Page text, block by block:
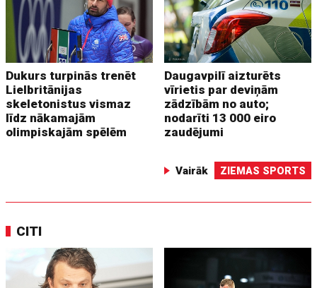
Dukurs turpinās trenēt
Lielbritānijas
skeletonistus vismaz
līdz nākamajām
olimpiskajām spēlēm
Daugavpilī aizturēts
vīrietis par deviņām
zādzībām no auto;
nodarīti 13 000 eiro
zaudējumi
Vairāk ZIEMAS SPORTS
CITI